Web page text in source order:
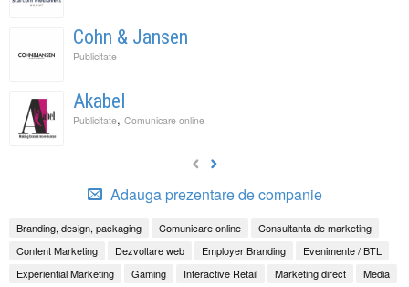
Cohn & Jansen
Publicitate
Akabel
Publicitate, Comunicare online
Adauga prezentare de companie
Branding, design, packaging Comunicare online
Consultanta de marketing
Content Marketing
Dezvoltare web Employer Branding
Evenimente / BTL
Experiential Marketing
Gaming Interactive Retail Marketing direct
Media